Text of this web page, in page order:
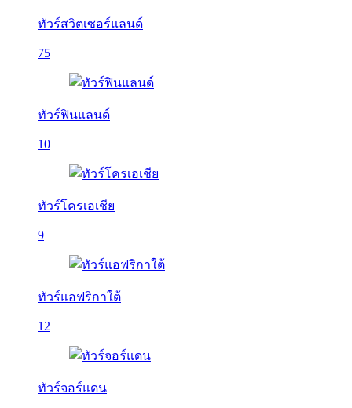
ทัวร์สวิตเซอร์แลนด์
75
ทัวร์ฟินแลนด์
10
ทัวร์โครเอเชีย
9
ทัวร์แอฟริกาใต้
12
ทัวร์จอร์แดน